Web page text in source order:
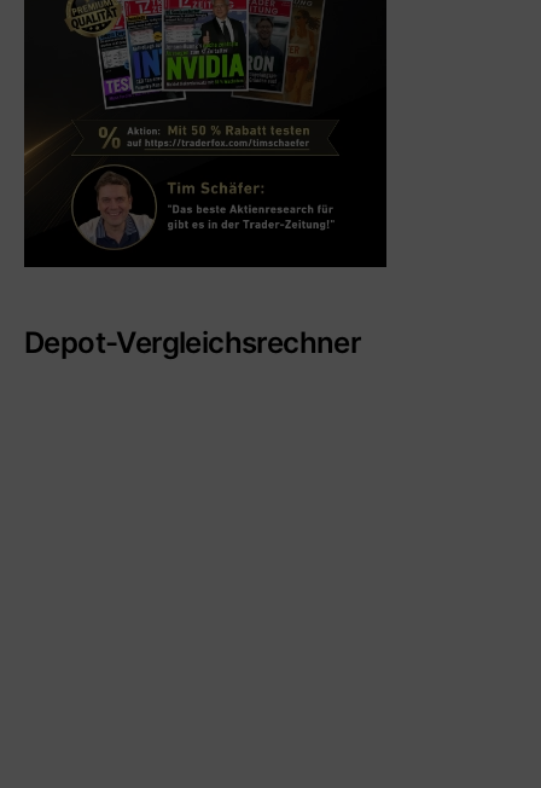
Depot-Vergleichsrechner